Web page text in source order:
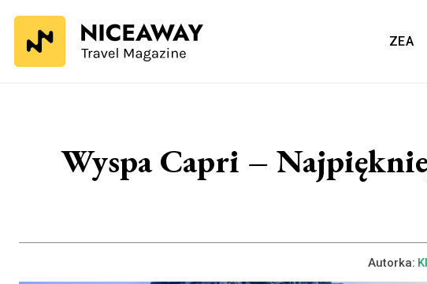
ZEA
Wyspa Capri –
Autorka: